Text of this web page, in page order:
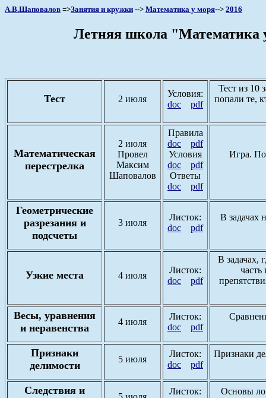
А.В.Шаповалов =>Занятия и кружки --> Математика у моря--> 2016
Летняя школа "Математика
Тест 2 июля
Условия:
doc
pdf
Тест из 10
попали те,
Математическая
перестрелка
2 июля
Провел
Максим
Шаповалов
Правила
doc
pdf
Условия
doc
pdf
Ответы
doc
pdf
Игра.
Геометрические
разрезания и
подсчеты
3 июля
Листок:
doc
pdf
В задачах
Узкие места 4 июля
Листок:
doc
pdf
В задачах,
часть
Весы, уравнения
и неравенства
4 июля
Листок:
doc
pdf
Признаки
делимости
5 июля
Листок:
doc
pdf
Признаки
Следствия и
Листок:
Основы